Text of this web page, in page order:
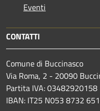
Eventi
CONTATTI
Comune di Buccinasco
Via Roma, 2 - 20090
Partita IVA: 03482920158
IBAN: IT25 N053 8732